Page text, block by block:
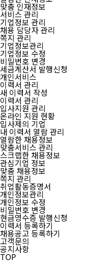
맞춤 인재정보
서비스 관리
기업정보 관리
채용 담당자 관리
쪽지 관리
기업정보관리
기업정보 수정
비밀번호 변경
세금계산서 발행신청
개인서비스
이력서 관리
새 이력서 작성
이력서 관리
입사지원 관리
온라인 지원 현황
입사제의 기업
내 이력서 열람 관리
열람한 채용정보
맞춤서비스 관리
스크랩한 채용정보
관심기업 정보
맞춤 채용정보
쪽지 관리
취업활동증명서
개인정보관리
개인정보 수정
비밀번호 변경
현금영수증 발행신청
이력서 등록하기
채용공고 등록하기
고객문의
공지사항
TOP